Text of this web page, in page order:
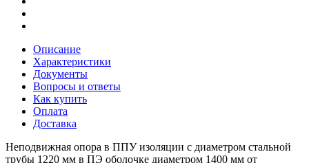
Описание
Характеристики
Документы
Вопросы и ответы
Как купить
Оплата
Доставка
Неподвижная опора в ППУ изоляции с диаметром стальной
трубы 1220 мм в ПЭ оболочке диаметром 1400 мм от